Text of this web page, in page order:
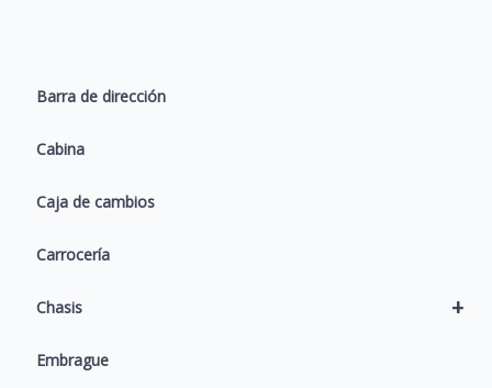
Barra de dirección
Cabina
Caja de cambios
Carrocería
+
Chasis
Embrague